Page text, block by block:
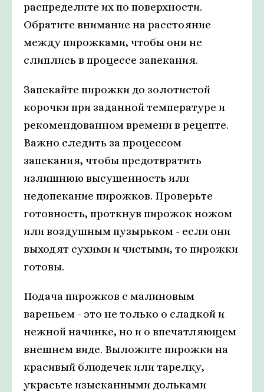
распределите их по поверхности.
Обратите внимание на расстояние
между пирожками, чтобы они не
слиплись в процессе запекания.
Запекайте пирожки до золотистой
корочки при заданной температуре и
рекомендованном времени в рецепте.
Важно следить за процессом
запекания, чтобы предотвратить
излишнюю высушенность или
недопекание пирожков. Проверьте
готовность, проткнув пирожок ножом
или воздушным пузырьком - если они
выходят сухими и чистыми, то пирожки
готовы.
Подача пирожков с малиновым
вареньем - это не только о сладкой и
нежной начинке, но и о впечатляющем
внешнем виде. Выложите пирожки на
красивый блюдечек или тарелку,
украсьте изысканными дольками